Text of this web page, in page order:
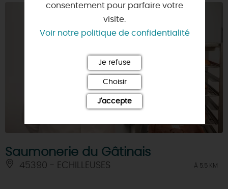
Saumonerie du Gâtinais
45390 - ECHILLEUSES À 5.5 KM
consentement pour parfaire votre
visite.
Voir notre politique de confidentialité
Je refuse
Choisir
J'accepte